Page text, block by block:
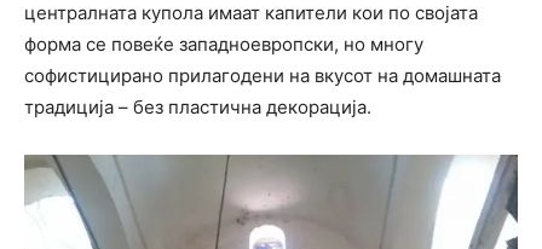
централната купола имаат капители кои по својата
форма се повеќе западноевропски, но многу
софистицирано прилагодени на вкусот на домашната
традиција – без пластична декорација.